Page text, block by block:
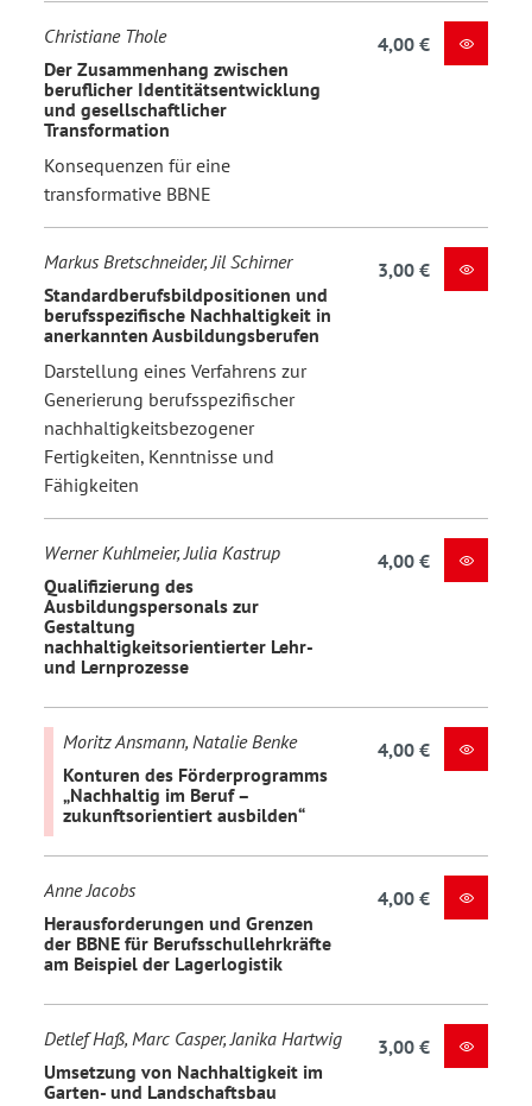
Christiane Thole
Der Zusammenhang zwischen
beruflicher Identitätsentwicklung
und gesellschaftlicher
Transformation
Konsequenzen für eine
transformative BBNE
4,00 €
Markus Bretschneider, Jil Schirner
Standardberufsbildpositionen und
berufsspezifische Nachhaltigkeit in
anerkannten Ausbildungsberufen
Darstellung eines Verfahrens zur
Generierung berufsspezifischer
nachhaltigkeitsbezogener
Fertigkeiten, Kenntnisse und
Fähigkeiten
3,00 €
Werner Kuhlmeier, Julia Kastrup
Qualifizierung des
Ausbildungspersonals zur
Gestaltung
nachhaltigkeitsorientierter Lehr-
und Lernprozesse
4,00 €
Moritz Ansmann, Natalie Benke
Konturen des Förderprogramms
„Nachhaltig im Beruf –
zukunftsorientiert ausbilden“
4,00 €
Anne Jacobs
Herausforderungen und Grenzen
der BBNE für Berufsschullehrkräfte
am Beispiel der Lagerlogistik
4,00 €
Detlef Haß, Marc Casper, Janika Hartwig
Umsetzung von Nachhaltigkeit im
Garten- und Landschaftsbau
3,00 €